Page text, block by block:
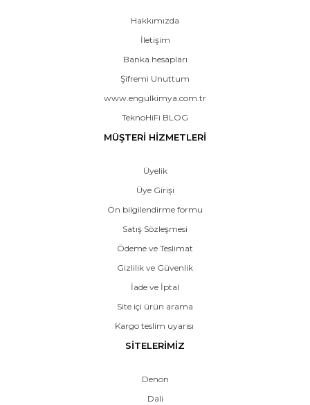
Hakkımızda
İletişim
Banka hesapları
Şifremi Unuttum
www.engulkimya.com.tr
TeknoHiFi BLOG
MÜŞTERİ HİZMETLERİ
Üyelik
Üye Girişi
Ön bilgilendirme formu
Satış Sözleşmesi
Ödeme ve Teslimat
Gizlilik ve Güvenlik
İade ve İptal
Site içi ürün arama
Kargo teslim uyarısı
SİTELERİMİZ
Denon
Dali